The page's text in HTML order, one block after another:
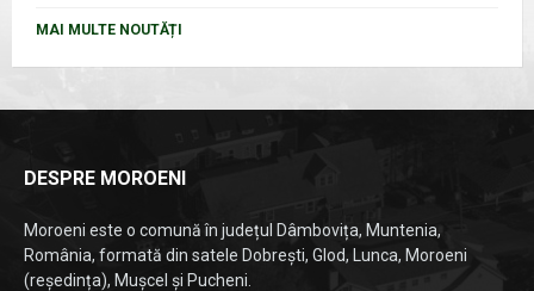
MAI MULTE NOUTĂȚI
DESPRE MOROENI
Moroeni este o comună în județul Dâmbovița, Muntenia,
România, formată din satele Dobrești, Glod, Lunca, Moroeni
(reședința), Mușcel și Pucheni.